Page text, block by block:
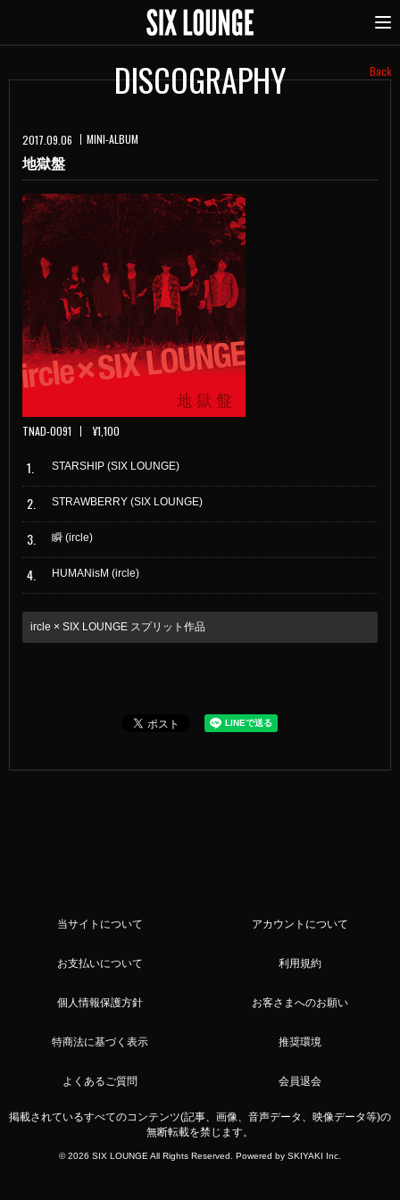
DISCOGRAPHY Back
2017.09.06
MINI-ALBUM
地獄盤
TNAD-0091 ¥1,100
1. STARSHIP (SIX LOUNGE)
2. STRAWBERRY (SIX LOUNGE)
3. 瞬 (ircle)
4. HUMANisM (ircle)
ircle × SIX LOUNGE スプリット作品
当サイトについて アカウントについて
お支払いについて 利用規約
個人情報保護方針 お客さまへのお願い
特商法に基づく表示 推奨環境
よくあるご質問 会員退会
掲載されているすべてのコンテンツ(記事、画像、音声データ、映像データ等)の
無断転載を禁じます。
© 2026 SIX LOUNGE All Rights Reserved. Powered by SKIYAKI Inc.